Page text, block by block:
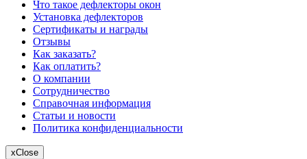
Что такое дефлекторы окон
Установка дефлекторов
Сертификаты и награды
Отзывы
Как заказать?
Как оплатить?
О компании
Сотрудничество
Справочная информация
Статьи и новости
Политика конфиденциальности
xClose